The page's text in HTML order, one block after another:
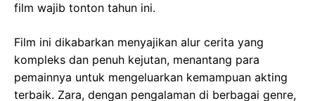
film wajib tonton tahun ini.
Film ini dikabarkan menyajikan alur cerita yang
kompleks dan penuh kejutan, menantang para
pemainnya untuk mengeluarkan kemampuan akting
terbaik. Zara, dengan pengalaman di berbagai genre,